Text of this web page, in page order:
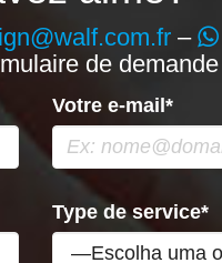
–
de
Votre e-mail*
Type de service*